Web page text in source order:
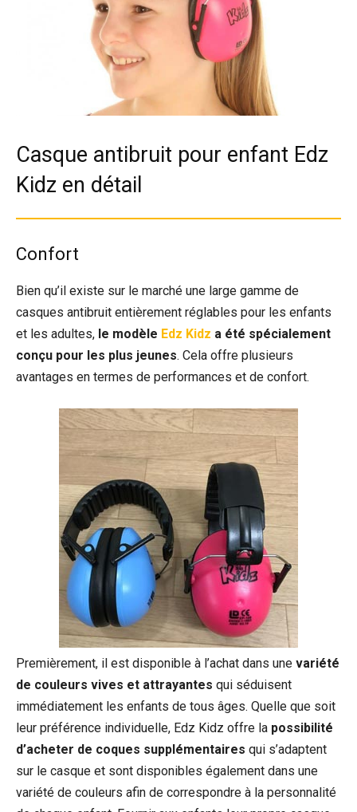
Casque antibruit pour enfant Edz
Kidz en détail
Confort
Bien qu’il existe sur le marché une large gamme de
casques antibruit entièrement réglables pour les enfants
et les adultes, le modèle Edz Kidz a été spécialement
conçu pour les plus jeunes. Cela offre plusieurs
avantages en termes de performances et de confort.
Premièrement, il est disponible à l’achat dans une variété
de couleurs vives et attrayantes qui séduisent
immédiatement les enfants de tous âges. Quelle que soit
leur préférence individuelle, Edz Kidz offre la possibilité
d’acheter de coques supplémentaires qui s’adaptent
sur le casque et sont disponibles également dans une
variété de couleurs afin de correspondre à la personnalité